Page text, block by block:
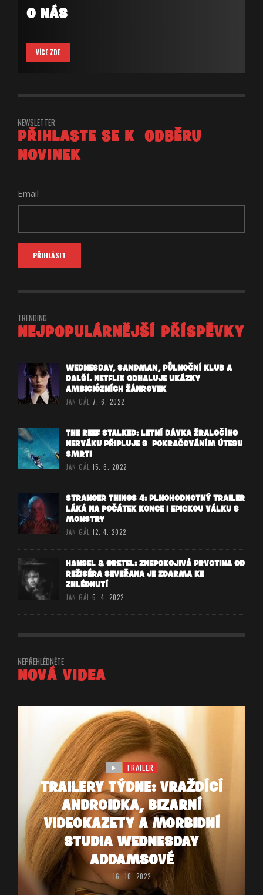
O NÁS
VÍCE ZDE
NEWSLETTER
PŘIHLASTE SE K ODBĚRU
NOVINEK
Email
TRENDING
NEJPOPULÁRNĚJŠÍ PŘÍSPĚVKY
WEDNESDAY, SANDMAN, PŮLNOČNÍ KLUB A
DALŠÍ. NETFLIX ODHALUJE UKÁZKY
AMBICIÓZNÍCH ŽÁNROVEK
JAN GÁL 7. 6. 2022
THE REEF STALKED: LETNÍ DÁVKA ŽRALOČÍHO
NERVÁKU PŘIPLUJE S POKRAČOVÁNÍM ÚTESU
SMRTI
JAN GÁL 15. 6. 2022
STRANGER THINGS 4: PLNOHODNOTNÝ TRAILER
LÁKÁ NA POČÁTEK KONCE I EPICKOU VÁLKU S
MONSTRY
JAN GÁL 12. 4. 2022
HANSEL & GRETEL: ZNEPOKOJIVÁ PRVOTINA OD
REŽISÉRA SEVEŘANA JE ZDARMA KE
ZHLÉDNUTÍ
JAN GÁL 6. 4. 2022
NEPŘEHLÉDNĚTE
NOVÁ VIDEA
TRAILER
TRAILERY TÝDNE: VRAŽDÍCÍ
ANDROIDKA, BIZARNÍ
VIDEOKAZETY A MORBIDNÍ
STUDIA WEDNESDAY
ADDAMSOVÉ
16. 10. 2022